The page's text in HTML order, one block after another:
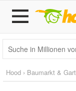
Hood › Baumarkt &